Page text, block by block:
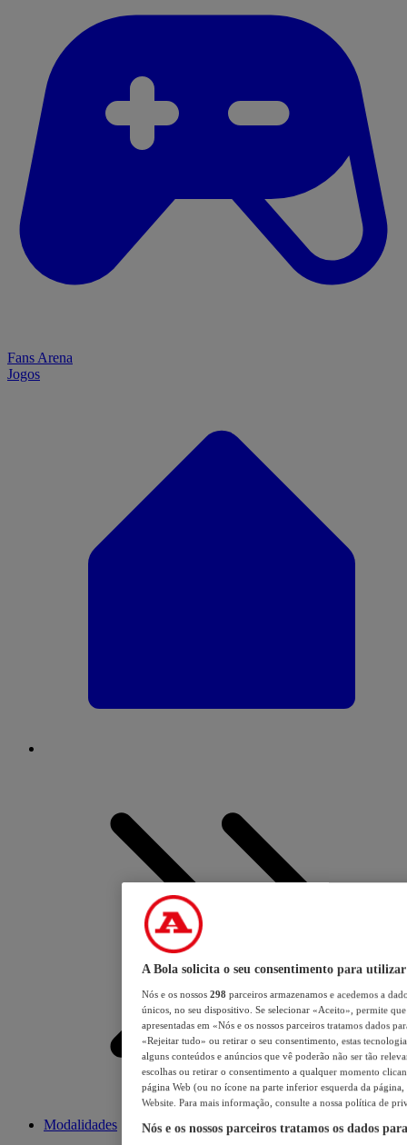
Fans Arena
Jogos
Modalidades
A Bola solicita o seu consentimento para utilizar
Nós e os nossos 298 parceiros armazenamos e acedemos a
únicos, no seu dispositivo. Se selecionar «Aceito», permite
apresentadas em «Nós e os nossos parceiros tratamos dados
«Rejeitar tudo» ou retirar o seu consentimento, estas
alguns conteúdos e anúncios que vê poderão não ser tão
escolhas ou retirar o consentimento a qualquer momento
página Web (ou no ícone na parte inferior esquerda da página,
Website. Para mais informação, consulte a nossa política de
Nós e os nossos parceiros tratamos os dados